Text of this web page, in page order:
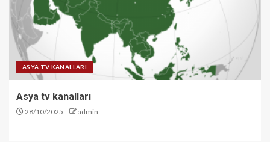
ASYA TV KANALLARI
Asya tv kanalları
28/10/2025 admin